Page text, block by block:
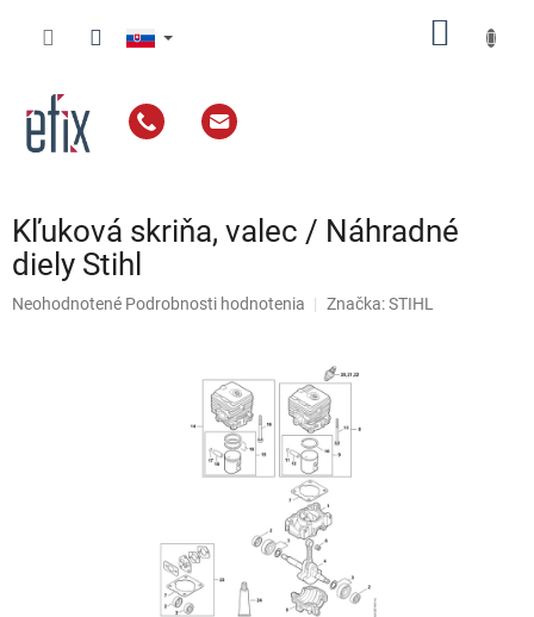
Kľuková skriňa, valec / Náhradné
diely Stihl
Priemerné
Neohodnotené Podrobnosti hodnotenia Značka:STIHL